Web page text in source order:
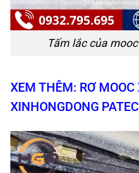
Tấm lắc của
XEM THÊM: RƠ MOOC
XINHONGDONG PATEC